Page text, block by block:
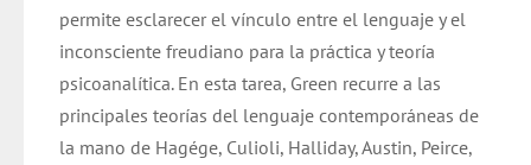
permite esclarecer el vínculo entre el lenguaje y el
inconsciente freudiano para la práctica y teoría
psicoanalítica. En esta tarea, Green recurre a las
principales teorías del lenguaje contemporáneas de
la mano de Hagége, Culioli, Halliday, Austin, Peirce,